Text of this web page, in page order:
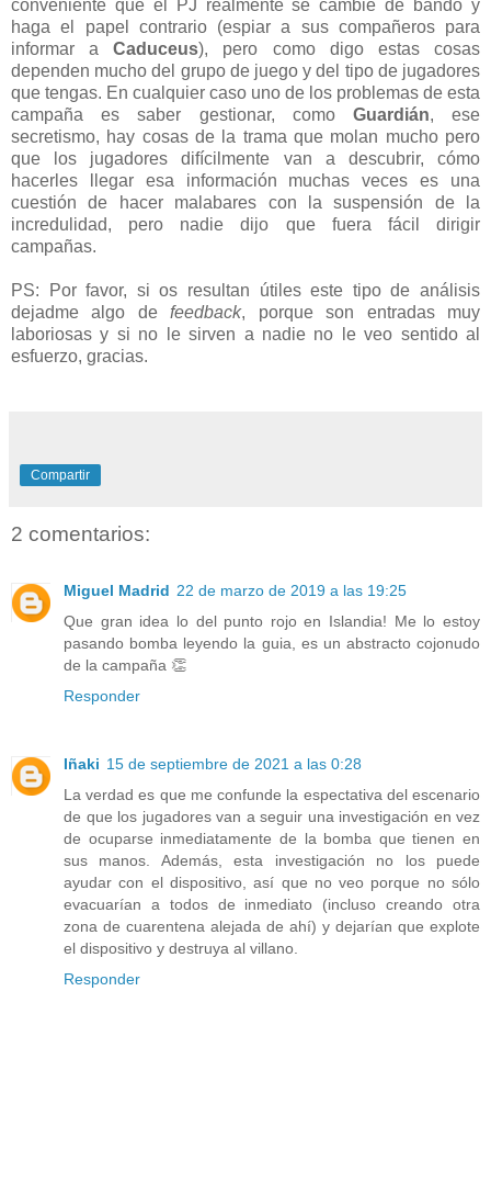
conveniente que el PJ realmente se cambie de bando y
haga el papel contrario (espiar a sus compañeros para
informar aCaduceus), pero como digo estas cosas
dependen mucho del grupo de juego y del tipo de jugadores
que tengas. En cualquier caso uno de los problemas de esta
campaña es saber gestionar, como Guardián, ese
secretismo, hay cosas de la trama que molan mucho pero
que los jugadores difícilmente van a descubrir, cómo
hacerles llegar esa información muchas veces es una
cuestión de hacer malabares con la suspensión de la
incredulidad, pero nadie dijo que fuera fácil dirigir
campañas.
PS: Por favor, si os resultan útiles este tipo de análisis
dejadme algo defeedback, porque son entradas muy
laboriosas y si no le sirven a nadie no le veo sentido al
esfuerzo, gracias.
Compartir
2 comentarios:
Miguel Madrid 22 de marzo de 2019 a las 19:25
Que gran idea lo del punto rojo en Islandia! Me lo estoy
pasando bomba leyendo la guia, es un abstracto cojonudo
de la campaña 👏
Responder
Iñaki 15 de septiembre de 2021 a las 0:28
La verdad es que me confunde la espectativa del escenario
de que los jugadores van a seguir una investigación en vez
de ocuparse inmediatamente de la bomba que tienen en
sus manos. Además, esta investigación no los puede
ayudar con el dispositivo, así que no veo porque no sólo
evacuarían a todos de inmediato (incluso creando otra
zona de cuarentena alejada de ahí) y dejarían que explote
el dispositivo y destruya al villano.
Responder